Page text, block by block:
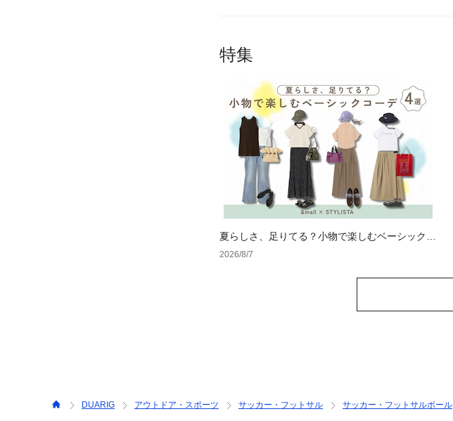
特集
夏らしさ、足りてる？小物で楽しむベーシックコ
ーデ4選
2026/8/7
DUARIG アウトドア・スポーツ サッカー・フットサル サッカー・フットサルボール